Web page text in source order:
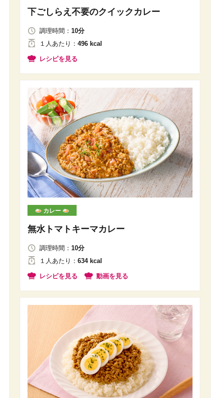
下ごしらえ不要のクイックカレー
調理時間： 10分
１人あたり ： 496 kcal
レシピを見る
カレー
無水トマトキーマカレー
調理時間： 10分
１人 あたり ： 634 kcal
レシピを見る 動画を見る